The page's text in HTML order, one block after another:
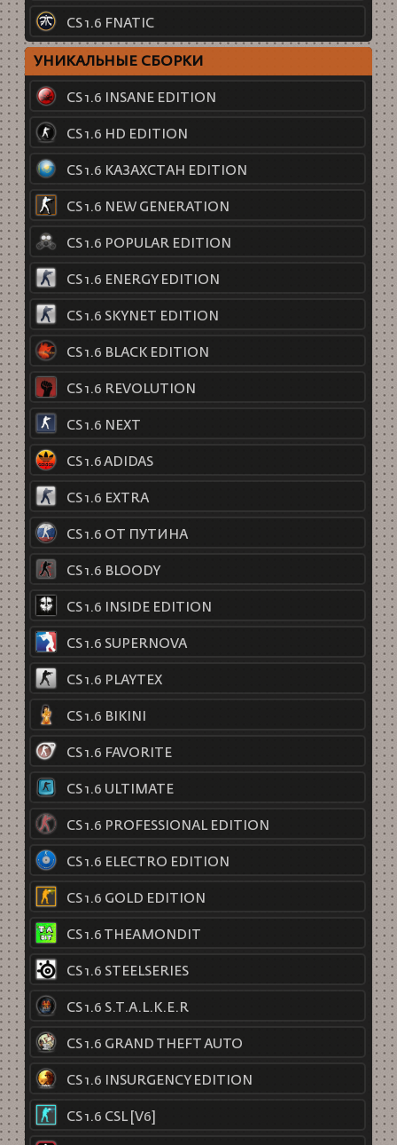
CS 1.6 FNATIC
УНИКАЛЬНЫЕ СБОРКИ
CS 1.6 INSANE EDITION
CS 1.6 HD EDITION
CS 1.6 КАЗАХСТАН EDITION
CS 1.6 NEW GENERATION
CS 1.6 POPULAR EDITION
CS 1.6 ENERGY EDITION
CS 1.6 SKYNET EDITION
CS 1.6 BLACK EDITION
CS 1.6 REVOLUTION
CS 1.6 NEXT
CS 1.6 ADIDAS
CS 1.6 EXTRA
CS 1.6 ОТ ПУТИНА
CS 1.6 BLOODY
CS 1.6 INSIDE EDITION
CS 1.6 SUPERNOVA
CS 1.6 PLAYTEX
CS 1.6 BIKINI
CS 1.6 FAVORITE
CS 1.6 ULTIMATE
CS 1.6 PROFESSIONAL EDITION
CS 1.6 ELECTRO EDITION
CS 1.6 GOLD EDITION
CS 1.6 THEAMONDIT
CS 1.6 STEELSERIES
CS 1.6 S.T.A.L.K.E.R
CS 1.6 GRAND THEFT AUTO
CS 1.6 INSURGENCY EDITION
CS 1.6 CSL [V6]